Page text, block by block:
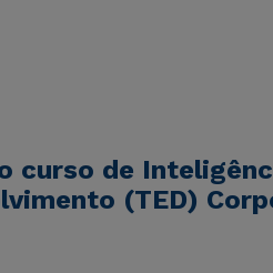
curso de
(TED)